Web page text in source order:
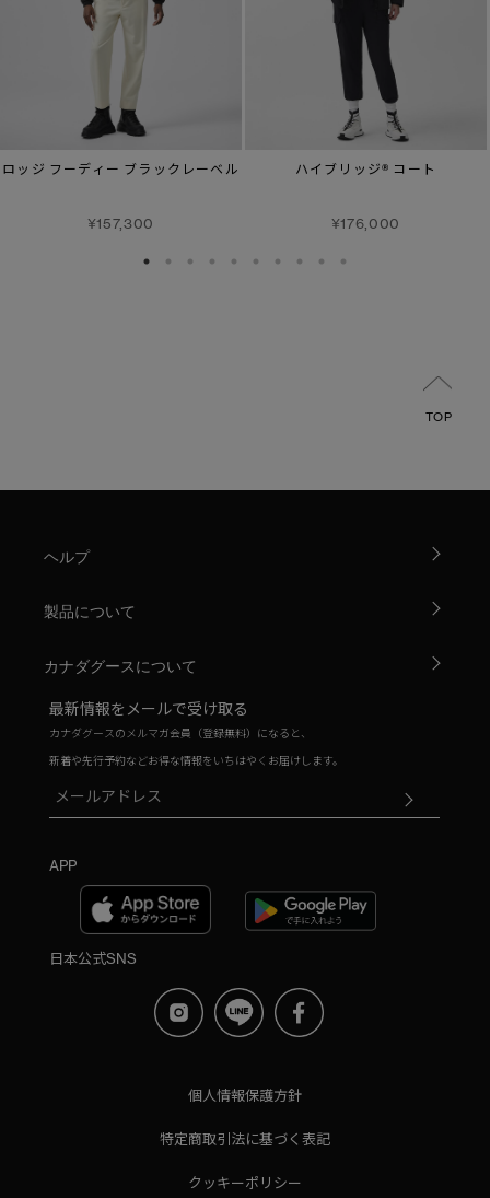
ロッジ フーディー ブラックレーベル
¥157,300
ハイブリッジ® コート
¥176,000
TOP
ヘルプ
製品について
カナダグースについて
最新情報をメールで受け取る
カナダグースのメルマガ会員（登録無料）になると、
新着や先行予約などお得な情報をいちはやくお届けします。
APP
日本公式SNS
個人情報保護方針
特定商取引法に基づく表記
クッキーポリシー